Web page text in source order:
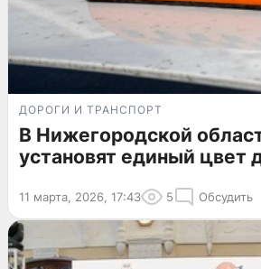
ДОРОГИ И ТРАНСПОРТ
В Нижегородской
установят единый цвет
11 марта, 2026, 17:43 5 Обсудить